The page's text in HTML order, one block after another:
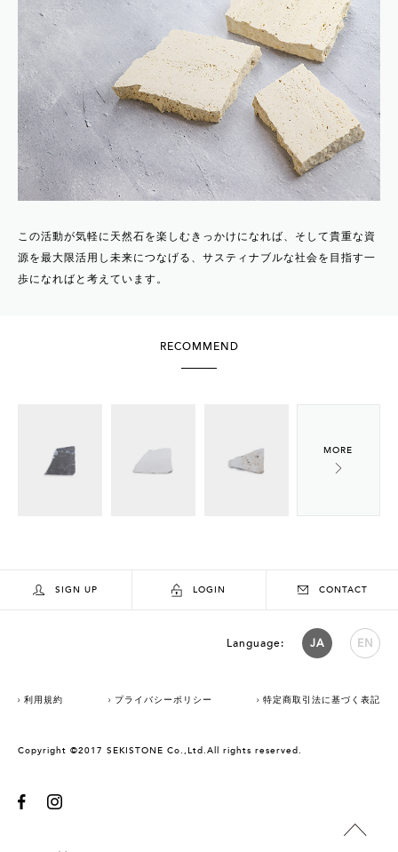
この活動が気軽に天然石を楽しむきっかけになれば、そして貴重な資
源を最大限活用し未来につなげる、サスティナブルな社会を目指す一
歩になればと考えています。
RECOMMEND
SIGN UP LOGIN CONTACT
Language: JA EN
利用規約 プライバシーポリシー 特定商取引法に基づく表記
Copyright ©2017 SEKISTONE Co.,Ltd.All rights reserved.